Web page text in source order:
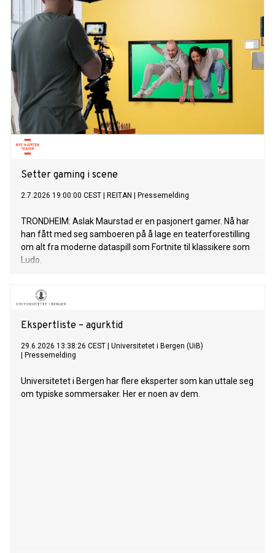
Setter gaming i scene
2.7.2026 19:00:00 CEST REITAN Pressemelding
TRONDHEIM: Aslak Maurstad er en pasjonert gamer. Nå har
han fått med seg samboeren på å lage en teaterforestilling
om alt fra moderne dataspill som Fortnite til klassikere som
Ludo.
Ekspertliste – agurktid
29.6.2026 13:38:26 CEST
Universitetet i Bergen (UiB)
Pressemelding
Universitetet i Bergen har flere eksperter som kan uttale seg
om typiske sommersaker. Her er noen av dem.